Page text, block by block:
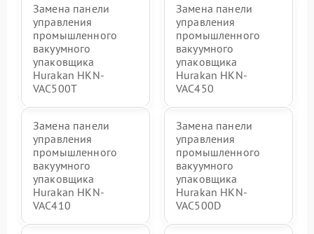
Замена панели
управления
промышленного
вакуумного
упаковщика
Hurakan HKN-
VAC500T
Замена панели
управления
промышленного
вакуумного
упаковщика
Hurakan HKN-
VAC450
Замена панели
управления
промышленного
вакуумного
упаковщика
Hurakan HKN-
VAC410
Замена панели
управления
промышленного
вакуумного
упаковщика
Hurakan HKN-
VAC500D